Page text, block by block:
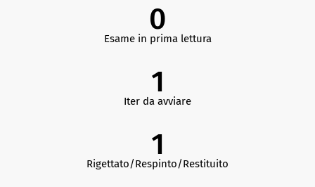
0
Esame in prima lettura
1
Iter da avviare
1
Rigettato/Respinto/Restituito